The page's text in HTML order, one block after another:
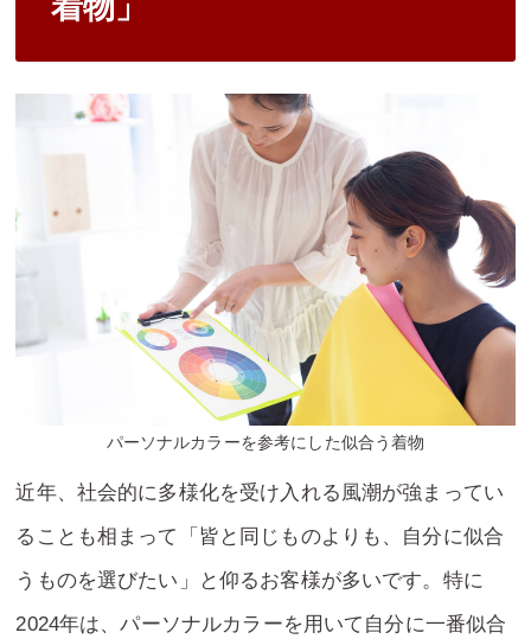
パーソナルカラーを参考にした似合う着物
近年、社会的に多様化を受け入れる風潮が強まってい
ることも相まって「皆と同じものよりも、自分に似合
うものを選びたい」と仰るお客様が多いです。特に
2024年は、パーソナルカラーを用いて自分に一番似合